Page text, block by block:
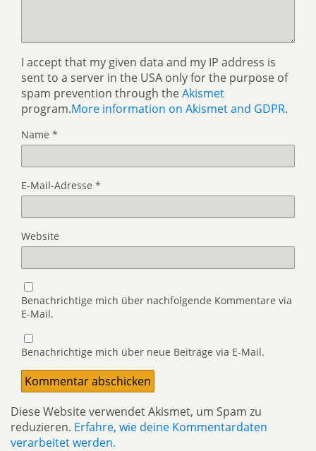
I accept that my given data and my IP address is
sent to a server in the USA only for the purpose of
spam prevention through theAkismet
program.More information on Akismet and GDPR.
Name *
E-Mail-Adresse *
Website
Benachrichtige mich über nachfolgende Kommentare via
E-Mail.
Benachrichtige mich über neue Beiträge via E-Mail.
Diese Website verwendet Akismet, um Spam zu
reduzieren. Erfahre, wie deine Kommentardaten
verarbeitet werden.